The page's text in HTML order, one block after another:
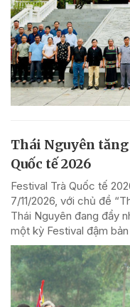
Thái Nguyên
Quốc tế 2026
Festival Trà Quốc tế
7/11/2026, với chủ đề
Thái Nguyên đang đẩy
một kỳ Festival đậm